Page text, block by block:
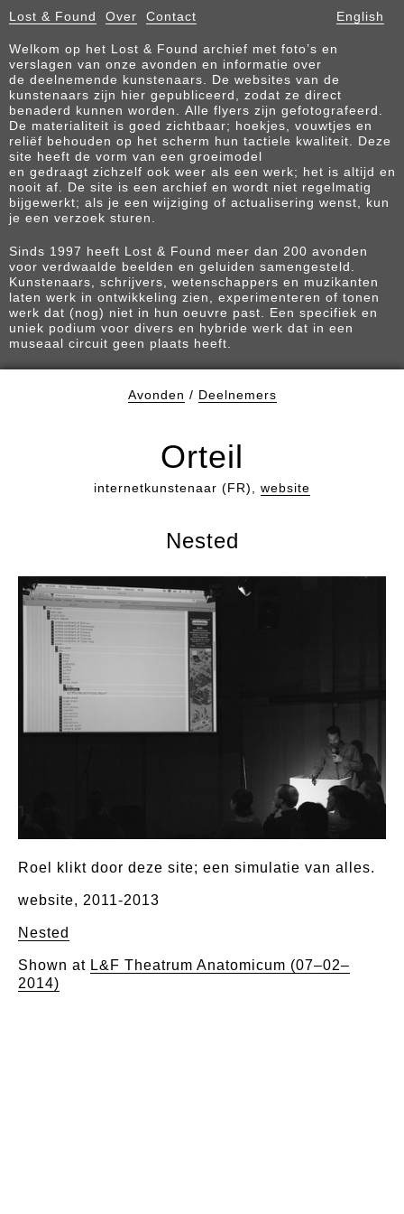
Lost & Found Over Contact English
Welkom op het Lost & Found archief met foto’s en
verslagen van onze avonden en informatie over
de deelnemende kunstenaars. De websites van de
kunstenaars zijn hier gepubliceerd, zodat ze direct
benaderd kunnen worden. Alle flyers zijn gefotografeerd.
De materialiteit is goed zichtbaar; hoekjes, vouwtjes en
reliëf behouden op het scherm hun tactiele kwaliteit. Deze
site heeft de vorm van een groeimodel
en gedraagt zichzelf ook weer als een werk; het is altijd en
nooit af. De site is een archief en wordt niet regelmatig
bijgewerkt; als je een wijziging of actualisering wenst, kun
je een verzoek sturen.
Sinds 1997 heeft Lost & Found meer dan 200 avonden
voor verdwaalde beelden en geluiden samengesteld.
Kunstenaars, schrijvers, wetenschappers en muzikanten
laten werk in ontwikkeling zien, experimenteren of tonen
werk dat (nog) niet in hun oeuvre past. Een specifiek en
uniek podium voor divers en hybride werk dat in een
museaal circuit geen plaats heeft.
Avonden / Deelnemers
Orteil
internetkunstenaar (FR), website
Nested
Roel klikt door deze site; een simulatie van alles.
website, 2011-2013
Nested
Shown at L&F Theatrum Anatomicum (07–02–
2014)